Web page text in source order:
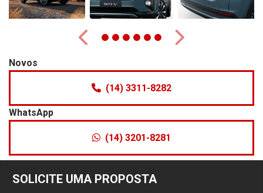
SOLICITE UMA PROPOSTA
Anterior
Próximo
Novos
(14) 3311-8282
WhatsApp
(14) 3201-8281